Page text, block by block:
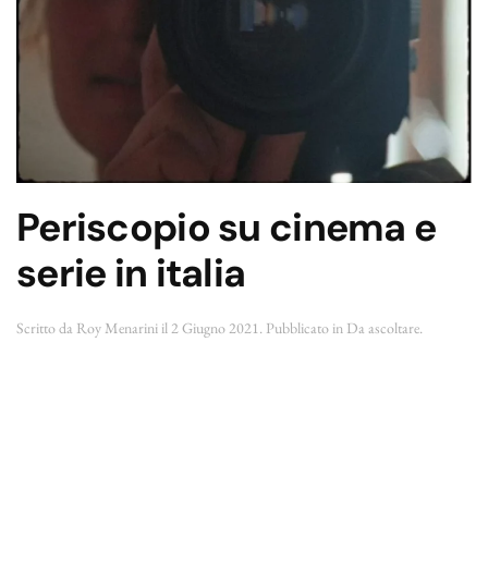
Periscopio su cinema e
serie in italia
Scritto da Roy Menarini il2 Giugno 2021. Pubblicato in Da ascoltare.